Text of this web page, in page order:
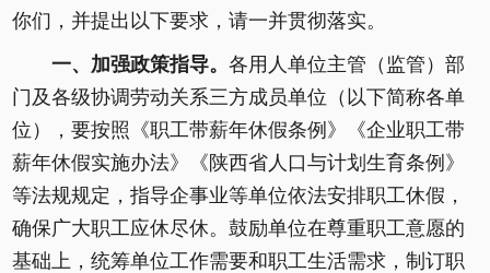
你们，并提出以下要求，请一并贯彻落实。
一、加强政策指导。 各用人单位主管（监管）部
门及各级协调劳动关系三方成员单位（以下简称各单
位），要按照《职工带薪年休假条例》《企业职工带
薪年休假实施办法》《陕西省人口与计划生育条例》
等法规规定，指导企事业等单位依法安排职工休假，
确保广大职工应休尽休。鼓励单位在尊重职工意愿的
基础上，统筹单位工作需要和职工生活需求，制订职